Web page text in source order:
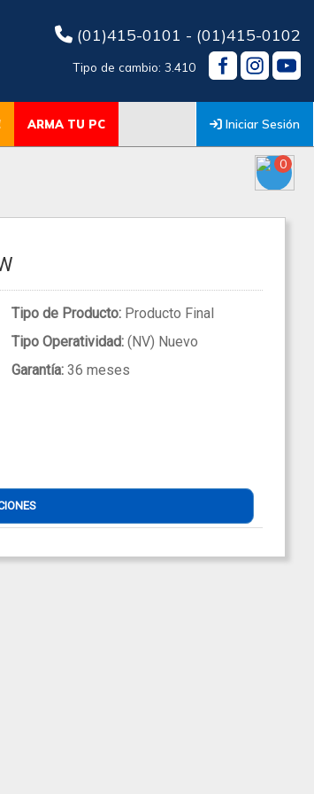
(01)415-0101 - (01)415-0102
Tipo de cambio: 3.410
ARMA TU PC Iniciar Sesión
0
Tipo de Producto:Producto Final
Tipo Operatividad:(NV) Nuevo
Garantía:36 meses